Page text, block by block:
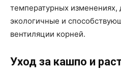
температурных
экологичные и
вентиляции корней.
Уход за кашпо и